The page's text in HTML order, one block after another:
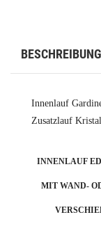
BESCHREIBUNG
Innenlauf
Zusatzlauf
INNENLAUF
MIT WAND-